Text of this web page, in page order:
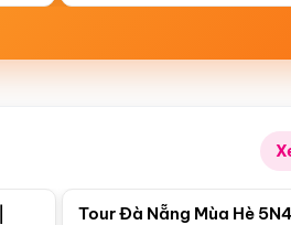
Tour Đà Nẵng Mùa Hè